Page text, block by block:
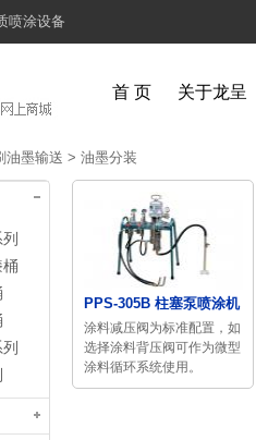
喷涂设备
首 页 关于龙呈
油墨输送 > 油墨分装
PPS-305B 柱塞泵喷涂机
涂料减压阀为标准配置，如
选择涂料背压阀可作为微型
涂料循环系统使用。